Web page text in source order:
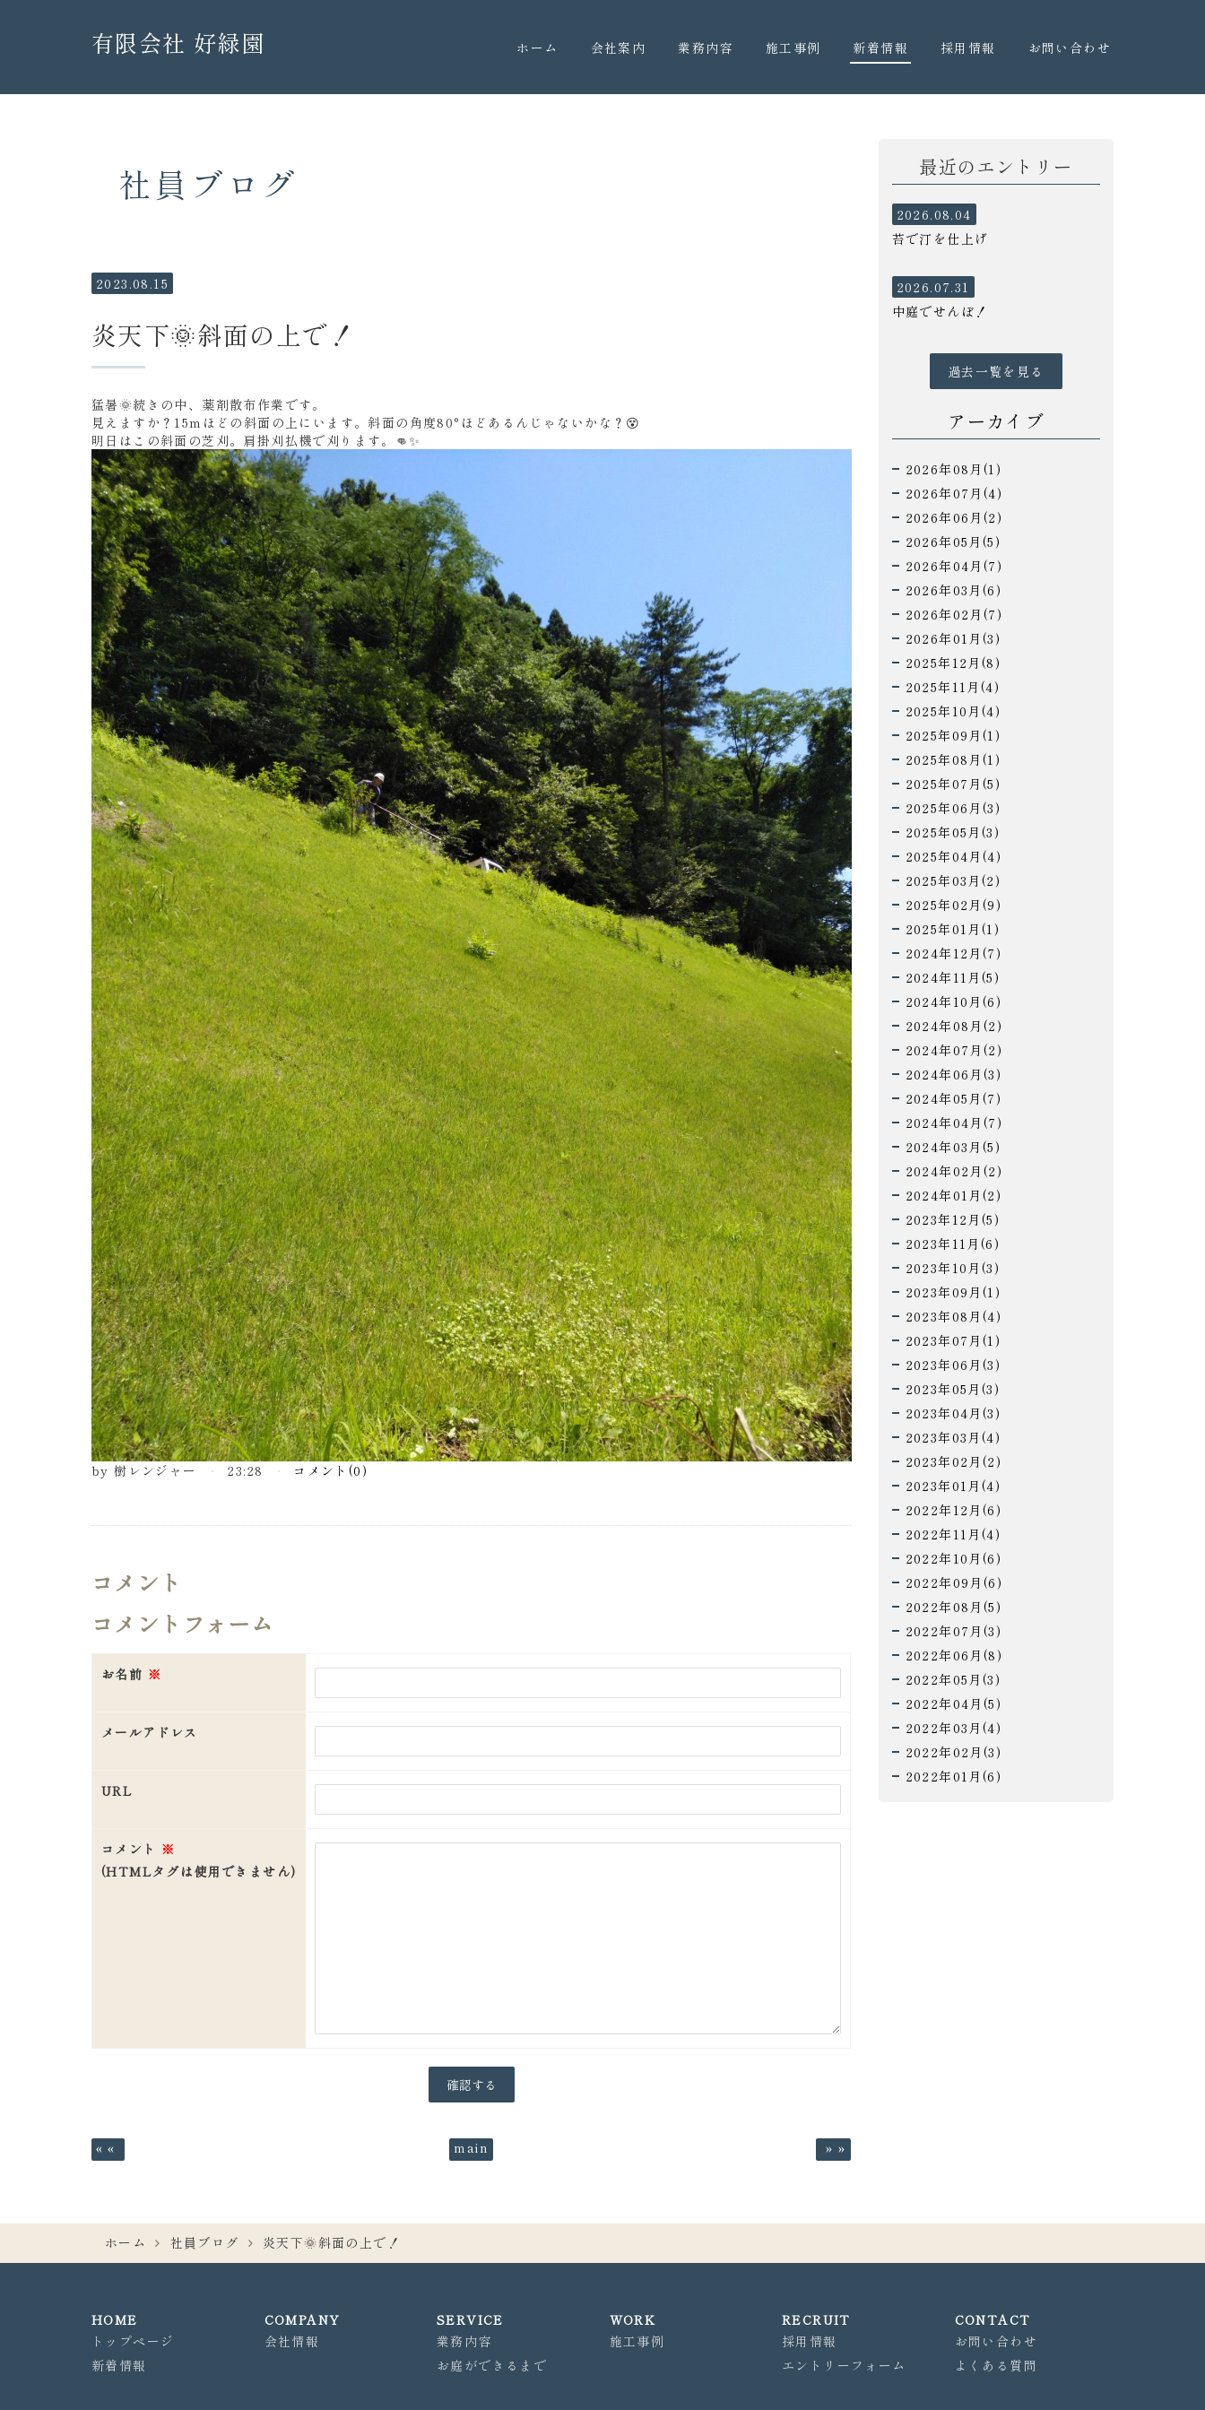
有限会社 好緑園 ホーム 会社案内 業務内容 施工事例 新着情報 採用情報 お問い合わせ
社員ブログ
2023.08.15
炎天下🌞斜面の上で！
猛暑🌞続きの中、薬剤散布作業です。
見えますか？15mほどの斜面の上にいます。斜面の角度80°ほどあるんじゃないかな？😵
明日はこの斜面の芝刈。肩掛刈払機で刈ります。👊✨
by樹レンジャー 23:28 コメント(0)
コメント
コメントフォーム
お名前 ※
メールアドレス
URL
コメント ※
(HTMLタグは使用できません)
« main »
最近のエントリー
2026.08.04
苔で汀を仕上げ
2026.07.31
中庭でせんぼ！
過去一覧を見る
アーカイブ
2026年08月(1)
2026年07月(4)
2026年06月(2)
2026年05月(5)
2026年04月(7)
2026年03月(6)
2026年02月(7)
2026年01月(3)
2025年12月(8)
2025年11月(4)
2025年10月(4)
2025年09月(1)
2025年08月(1)
2025年07月(5)
2025年06月(3)
2025年05月(3)
2025年04月(4)
2025年03月(2)
2025年02月(9)
2025年01月(1)
2024年12月(7)
2024年11月(5)
2024年10月(6)
2024年08月(2)
2024年07月(2)
2024年06月(3)
2024年05月(7)
2024年04月(7)
2024年03月(5)
2024年02月(2)
2024年01月(2)
2023年12月(5)
2023年11月(6)
2023年10月(3)
2023年09月(1)
2023年08月(4)
2023年07月(1)
2023年06月(3)
2023年05月(3)
2023年04月(3)
2023年03月(4)
2023年02月(2)
2023年01月(4)
2022年12月(6)
2022年11月(4)
2022年10月(6)
2022年09月(6)
2022年08月(5)
2022年07月(3)
2022年06月(8)
2022年05月(3)
2022年04月(5)
2022年03月(4)
2022年02月(3)
2022年01月(6)
ホーム 社員ブログ 炎天下🌞斜面の上で！
HOME
トップページ
新着情報
COMPANY
会社情報
SERVICE
業務内容
お庭ができるまで
WORK
施工事例
RECRUIT
採用情報
エントリーフォーム
CONTACT
お問い合わせ
よくある質問